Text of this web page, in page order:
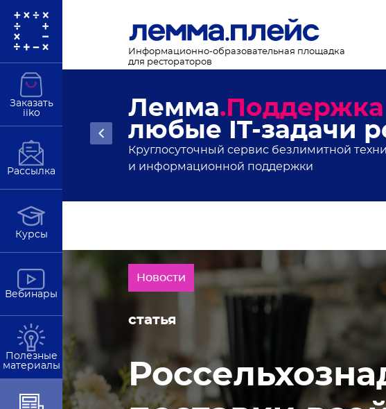
Заказать
iiko
Рассылка
Курсы
Вебинары
Полезные
материалы
Информационно-образовательная площадка
для рестораторов
Подробнее
Новости
статьи и анонсы
В полезной рассылке от Лемма.Плейс.
Новости
статья